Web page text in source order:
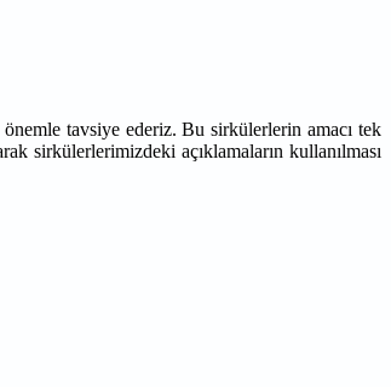
tavsiye ederiz. Bu sirkülerlerin amacı tek
sirkülerlerimizdeki açıklamaların kullanılması